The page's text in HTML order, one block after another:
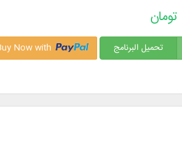
تومان
تحميل البرنامج